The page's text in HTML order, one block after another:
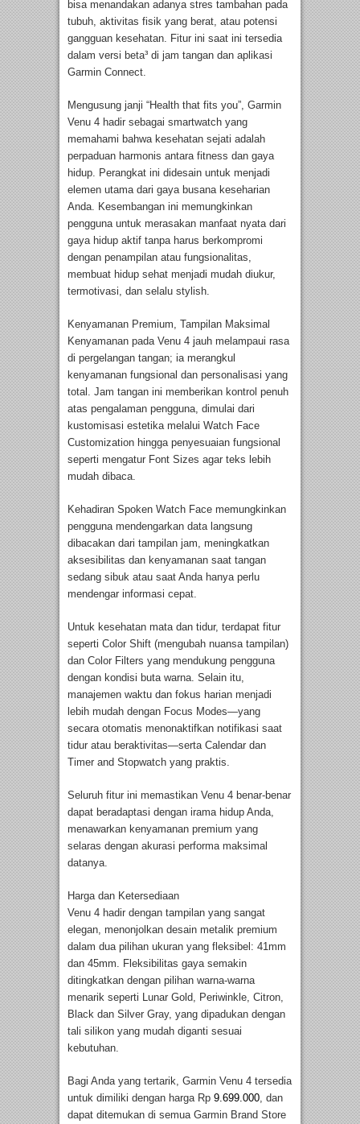
bisa menandakan adanya stres tambahan pada
tubuh, aktivitas fisik yang berat, atau potensi
gangguan kesehatan. Fitur ini saat ini tersedia
dalam versi beta³ di jam tangan dan aplikasi
Garmin Connect.
Mengusung janji “Health that fits you”, Garmin
Venu 4 hadir sebagai smartwatch yang
memahami bahwa kesehatan sejati adalah
perpaduan harmonis antara fitness dan gaya
hidup. Perangkat ini didesain untuk menjadi
elemen utama dari gaya busana keseharian
Anda. Kesembangan ini memungkinkan
pengguna untuk merasakan manfaat nyata dari
gaya hidup aktif tanpa harus berkompromi
dengan penampilan atau fungsionalitas,
membuat hidup sehat menjadi mudah diukur,
termotivasi, dan selalu stylish.
Kenyamanan Premium, Tampilan Maksimal
Kenyamanan pada Venu 4 jauh melampaui rasa
di pergelangan tangan; ia merangkul
kenyamanan fungsional dan personalisasi yang
total. Jam tangan ini memberikan kontrol penuh
atas pengalaman pengguna, dimulai dari
kustomisasi estetika melalui Watch Face
Customization hingga penyesuaian fungsional
seperti mengatur Font Sizes agar teks lebih
mudah dibaca.
Kehadiran Spoken Watch Face memungkinkan
pengguna mendengarkan data langsung
dibacakan dari tampilan jam, meningkatkan
aksesibilitas dan kenyamanan saat tangan
sedang sibuk atau saat Anda hanya perlu
mendengar informasi cepat.
Untuk kesehatan mata dan tidur, terdapat fitur
seperti Color Shift (mengubah nuansa tampilan)
dan Color Filters yang mendukung pengguna
dengan kondisi buta warna. Selain itu,
manajemen waktu dan fokus harian menjadi
lebih mudah dengan Focus Modes—yang
secara otomatis menonaktifkan notifikasi saat
tidur atau beraktivitas—serta Calendar dan
Timer and Stopwatch yang praktis.
Seluruh fitur ini memastikan Venu 4 benar-benar
dapat beradaptasi dengan irama hidup Anda,
menawarkan kenyamanan premium yang
selaras dengan akurasi performa maksimal
datanya.
Harga dan Ketersediaan
Venu 4 hadir dengan tampilan yang sangat
elegan, menonjolkan desain metalik premium
dalam dua pilihan ukuran yang fleksibel: 41mm
dan 45mm. Fleksibilitas gaya semakin
ditingkatkan dengan pilihan warna-warna
menarik seperti Lunar Gold, Periwinkle, Citron,
Black dan Silver Gray, yang dipadukan dengan
tali silikon yang mudah diganti sesuai
kebutuhan.
Bagi Anda yang tertarik, Garmin Venu 4 tersedia
untuk dimiliki dengan harga Rp 9.699.000, dan
dapat ditemukan di semua Garmin Brand Store